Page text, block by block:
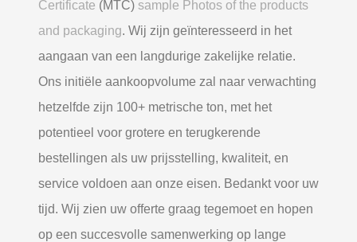
Certificate (MTC) sample Photos of the products
and packaging. Wij zijn geïnteresseerd in het
aangaan van een langdurige zakelijke relatie.
Ons initiële aankoopvolume zal naar verwachting
hetzelfde zijn 100+ metrische ton, met het
potentieel voor grotere en terugkerende
bestellingen als uw prijsstelling, kwaliteit, en
service voldoen aan onze eisen. Bedankt voor uw
tijd. Wij zien uw offerte graag tegemoet en hopen
op een succesvolle samenwerking op lange